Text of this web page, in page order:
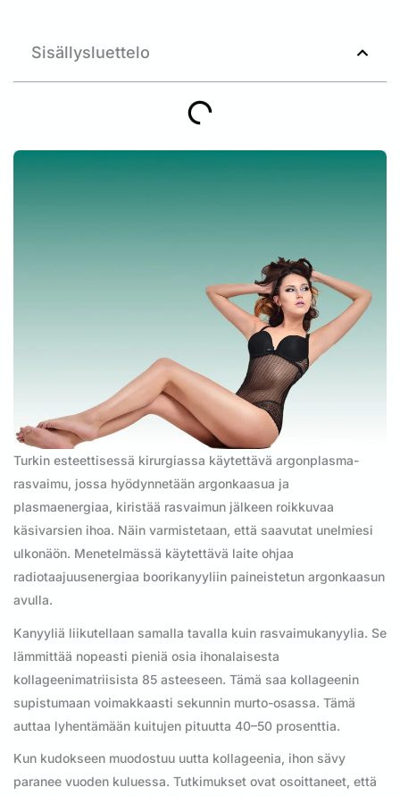
Sisällysluettelo
Turkin esteettisessä kirurgiassa käytettävä argonplasma-
rasvaimu, jossa hyödynnetään argonkaasua ja
plasmaenergiaa, kiristää rasvaimun jälkeen roikkuvaa
käsivarsien ihoa. Näin varmistetaan, että saavutat unelmiesi
ulkonäön. Menetelmässä käytettävä laite ohjaa
radiotaajuusenergiaa boorikanyyliin paineistetun argonkaasun
avulla.
Kanyyliä liikutellaan samalla tavalla kuin rasvaimukanyylia. Se
lämmittää nopeasti pieniä osia ihonalaisesta
kollageenimatriisista 85 asteeseen. Tämä saa kollageenin
supistumaan voimakkaasti sekunnin murto-osassa. Tämä
auttaa lyhentämään kuitujen pituutta 40–50 prosenttia.
Kun kudokseen muodostuu uutta kollageenia, ihon sävy
paranee vuoden kuluessa. Tutkimukset ovat osoittaneet, että